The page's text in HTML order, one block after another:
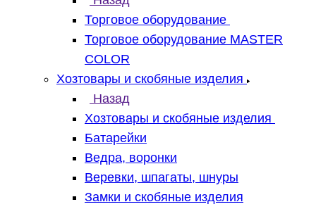
Торговое оборудование
Торговое оборудование MASTER
COLOR
Хозтовары и скобяные изделия
Назад
Хозтовары и скобяные изделия
Батарейки
Ведра, воронки
Веревки, шпагаты, шнуры
Замки и скобяные изделия